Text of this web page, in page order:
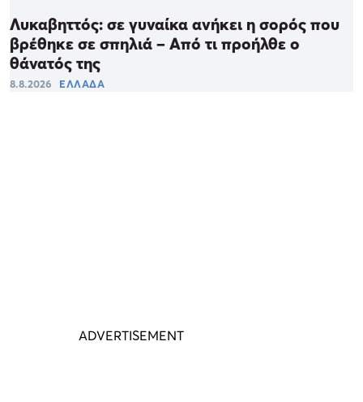
Λυκαβηττός: σε γυναίκα ανήκει η σορός που
βρέθηκε σε σπηλιά – Από τι προήλθε ο
θάνατός της
8.8.2026 ΕΛΛΑΔΑ